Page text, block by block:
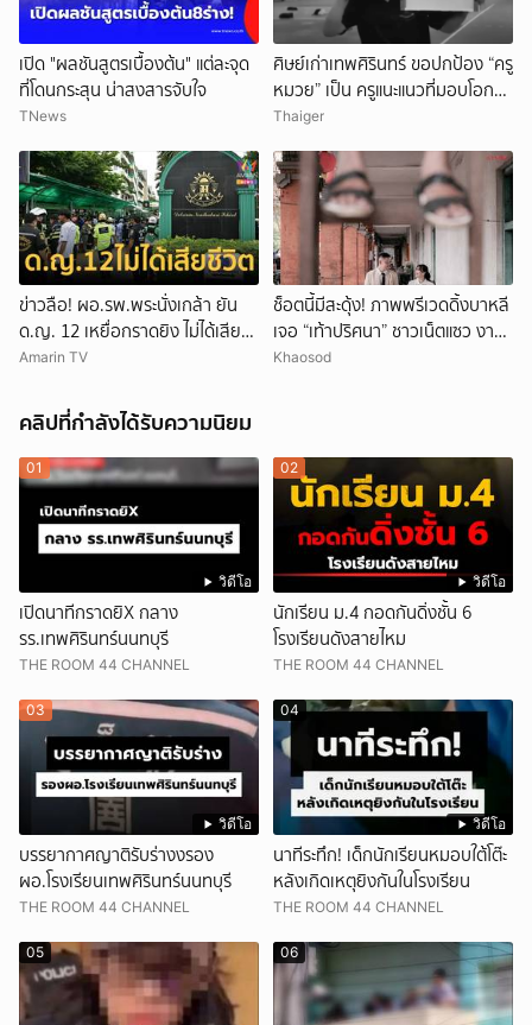
เปิด "ผลชันสูตรเบื้องต้น" แต่ละจุด
ที่โดนกระสุน น่าสงสารจับใจ
TNews
ศิษย์เก่าเทพศิรินทร์ ขอปกป้อง “ครู
หมวย” เป็น ครูแนะแนวที่มอบโอกาส
ให้เด็กเสมอ
Thaiger
ข่าวลือ! ผอ.รพ.พระนั่งเกล้า ยัน
ด.ญ. 12 เหยื่อกราดยิง ไม่ได้เสีย
ชีวิต
Amarin TV
ช็อตนี้มีสะดุ้ง! ภาพพรีเวดดิ้งบาหลี
เจอ “เท้าปริศนา” ชาวเน็ตแซว งาน
แต่งหรือหนังผี
Khaosod
คลิปที่กำลังได้รับความนิยม
วิดีโอ
01
เปิดนาทีกราดยิX กลาง
รร.เทพศิรินทร์นนทบุรี
THE ROOM 44 CHANNEL
วิดีโอ
02
นักเรียน ม.4 กอดกันดิ่งชั้น 6
โรงเรียนดังสายไหม
THE ROOM 44 CHANNEL
วิดีโอ
03
บรรยากาศญาติรับร่างงรอง
ผอ.โรงเรียนเทพศิรินทร์นนทบุรี
THE ROOM 44 CHANNEL
วิดีโอ
04
นาทีระทึก! เด็กนักเรียนหมอบใต้โต๊ะ
หลังเกิดเหตุยิงกันในโรงเรียน
THE ROOM 44 CHANNEL
05 06